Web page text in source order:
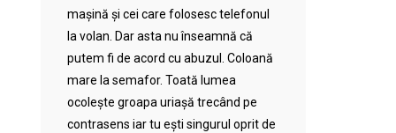
mașină și cei care folosesc telefonul
la volan. Dar asta nu înseamnă că
putem fi de acord cu abuzul. Coloană
mare la semafor. Toată lumea
ocolește groapa uriașă trecând pe
contrasens iar tu ești singurul oprit de